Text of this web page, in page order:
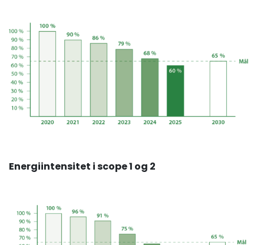
Energiintensitet i scope 1 og 2